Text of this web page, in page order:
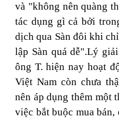
và "không nên quàng
tác dụng gì cả bởi
dịch qua Sàn đôi khi
lập Sàn quá dễ".Lý
ông T. hiện nay hoạt
Việt Nam còn chưa
nên áp dụng thêm một
việc bắt buộc mua